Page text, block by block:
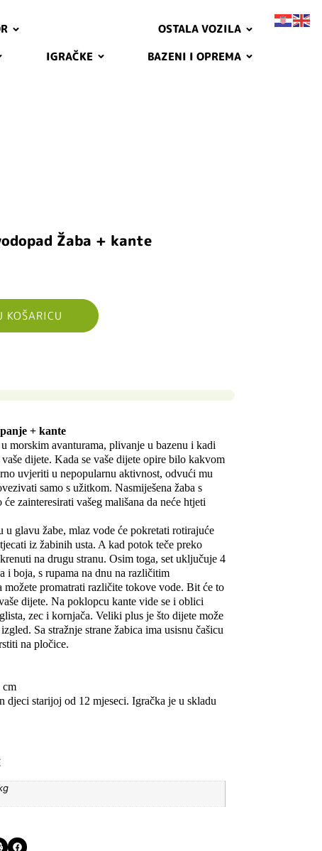
OSTALA VOZILA
IGRAČKE
BAZENI I OPREMA
Žaba + kante
KOŠARICU
+ kante
morskim avanturama, plivanje u bazenu i kadi
dijete. Kada se vaše dijete opire bilo kakvom
uvjeriti u nepopularnu aktivnost, odvući mu
​​samo s užitkom. Nasmiješena žaba s
zainteresirati vašeg mališana da neće htjeti
u glavu žabe, mlaz vode će pokretati rotirajuće
iz žabinih usta. A kad potok teče preko
na drugu stranu. Osim toga, set uključuje 4
i boja, s rupama na dnu na različitim
možete promatrati različite tokove vode. Bit će to
dijete. Na poklopcu kante vide se i oblici
zec i kornjača. Veliki plus je što dijete može
Sa stražnje strane žabica ima usisnu čašicu
na pločice.
cm
djeci starijoj od 12 mjeseci. Igračka je u skladu